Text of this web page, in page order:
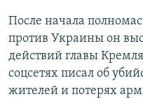
После начала
против Украины он
действий главы
соцсетях писал об
жителей и потерях